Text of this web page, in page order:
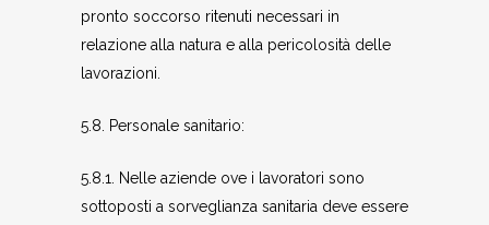
pronto soccorso ritenuti necessari in
relazione alla natura e alla pericolosità delle
lavorazioni.
5.8. Personale sanitario:
5.8.1. Nelle aziende ove i lavoratori sono
sottoposti a sorveglianza sanitaria deve essere